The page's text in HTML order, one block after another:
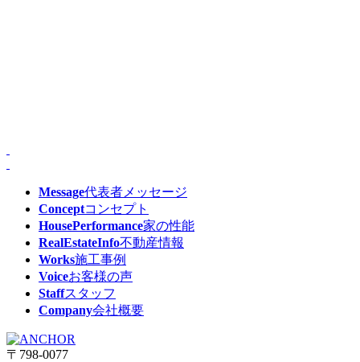
Message代表者メッセージ
Conceptコンセプト
HousePerformance家の性能
RealEstateInfo不動産情報
Works施工事例
Voiceお客様の声
Staffスタッフ
Company会社概要
〒798-0077